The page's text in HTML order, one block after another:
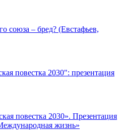
союза – бред? (Евстафьев,
повестка 2030": презентация
повестка 2030». Презентация
жизнь»